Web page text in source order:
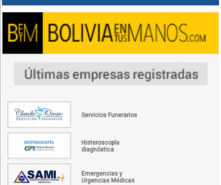
Servicios Funerarios
Histeroscopía
diagnóstica
Emergencias y
Urgencias Médicas